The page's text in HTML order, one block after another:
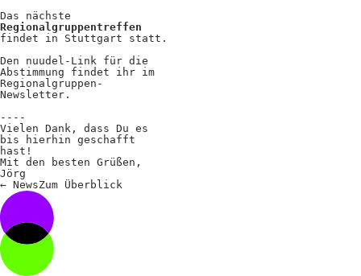
Das nächste
Regionalgruppentreffen
findet in Stuttgart statt.
Den nuudel-Link für die
Abstimmung findet ihr im
Regionalgruppen-
Newsletter.
----
Vielen Dank, dass Du es
bis hierhin geschafft
hast!
Mit den besten Grüßen,
Jörg
← NewsZum Überblick